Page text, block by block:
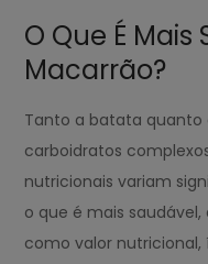
O Que É
Macarrão?
Tanto a batata
carboidratos
nutricionais variam
o que é mais
como valor